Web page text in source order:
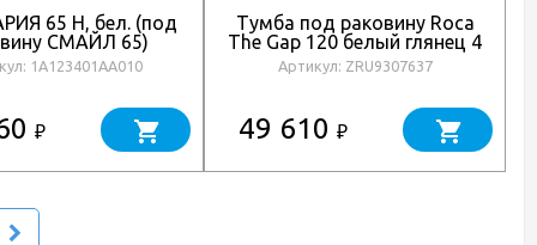
65 Н, бел. (под
СМАЙЛ 65)
1A123401AA010
₽
Тумба под раковину Roca
The Gap 120 белый глянец 4
ящика ZRU9307637
Артикул: ZRU9307637
49 610 ₽